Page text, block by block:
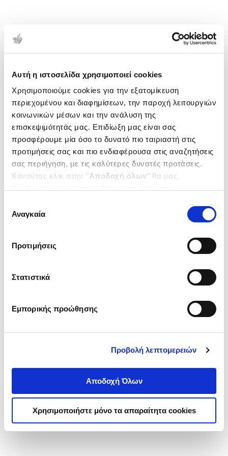
Αυτή η ιστοσελίδα χρησιμοποιεί cookies
Χρησιμοποιούμε cookies για την εξατομίκευση
περιεχομένου και διαφημίσεων, την παροχή λειτουργιών
κοινωνικών μέσων και την ανάλυση της
επισκεψιμότητάς μας. Επιδίωξη μας είναι σας
προσφέρουμε μία όσο το δυνατό πιο ταιριαστή στις
προτιμήσεις σας και πιο ενδιαφέρουσα στις αναζητήσεις
σας περιήγηση, με τις καλύτερες δυνατές προτάσεις.
Κάνοντας κλικ στην ‘’Αποδοχή όλων’’ θα μας
ενδιαφέρουν και να επιλέξετε από τα παρακάτω με την
΄΄και να ενημερωθείτε σχετικά με
συγκατάθεσης
Αναγκαία
Προτιμήσεις
Στατιστικά
Εμπορικής προώθησης
Προβολή λεπτομερειών
Αποδοχή Όλων
Χρησιμοποιήστε μόνο τα απαραίτητα cookies